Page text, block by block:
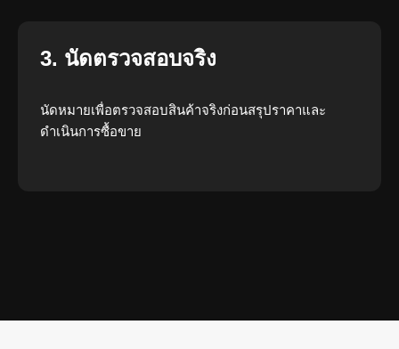
3. นัดตรวจสอบจริง
นัดหมายเพื่อตรวจสอบสินค้าจริงก่อนสรุปราคาและ
ดำเนินการซื้อขาย